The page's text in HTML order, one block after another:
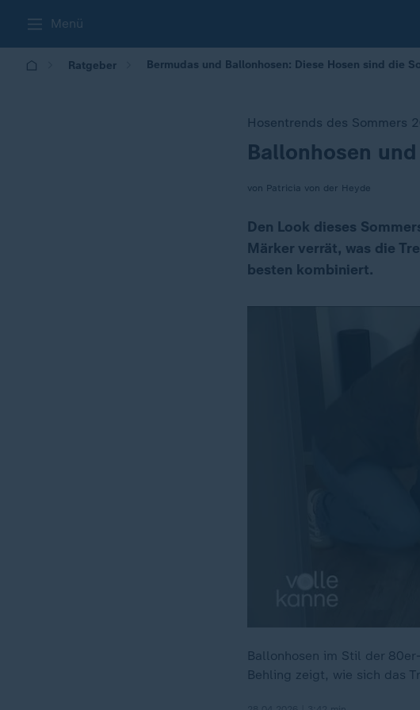
Menü
Ratgeber Bermudas und Ballonhosen: Diese Hosen sind die
Hosentrends des Sommers
:Ballonhosen
von Patricia von der Heyde
Den Look dieses
Märker verrät, was die
besten kombiniert.
Ballonhosen im Stil der
Behling zeigt, wie sich das